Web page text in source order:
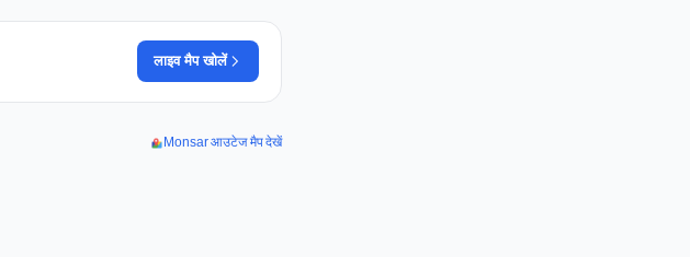
लाइव मैप खोलें
Monsar आउटेज मैप देखें